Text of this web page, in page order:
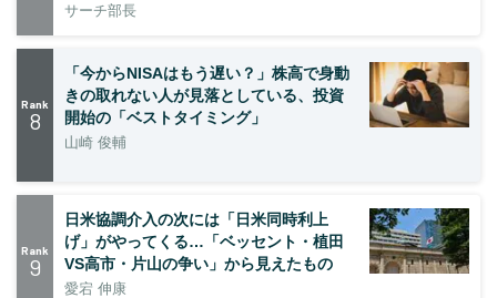
サーチ部長
Rank
8
「今からNISAはもう遅い？」株高で身動
きの取れない人が見落としている、投資
開始の「ベストタイミング」
山崎 俊輔
Rank
9
日米協調介入の次には「日米同時利上
げ」がやってくる…「ベッセント・植田
VS高市・片山の争い」から見えたもの
愛宕 伸康